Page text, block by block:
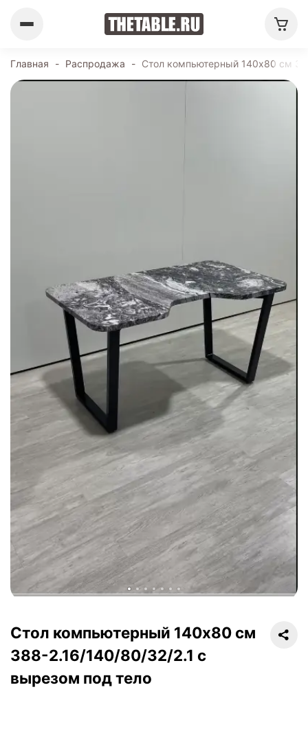
Главная - Распродажа - Стол компьютерный 140х80 см
Стол компьютерный 140х80 см
388-2.16/140/80/32/2.1 с
вырезом под тело